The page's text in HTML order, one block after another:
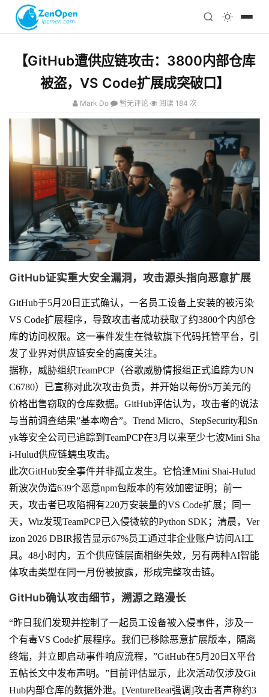
科技
心理
注册
【GitHub遭供应链攻击：3800内部仓库
被盗，VS Code扩展成突破口】
Mark Do 暂无评论 阅读 184 次
GitHub证实重大安全漏洞，攻击源头指向恶意扩展
GitHub于5月20日正式确认，一名员工设备上安装的被污染
VS Code扩展程序，导致攻击者成功获取了约3800个内部仓
库的访问权限。这一事件发生在微软旗下代码托管平台，引
发了业界对供应链安全的高度关注。
据称，威胁组织TeamPCP（谷歌威胁情报组正式追踪为UN
C6780）已宣称对此次攻击负责，并开始以每份5万美元的
价格出售窃取的仓库数据。GitHub评估认为，攻击者的说法
与当前调查结果”基本吻合”。Trend Micro、StepSecurity和Sn
yk等安全公司已追踪到TeamPCP在3月以来至少七波Mini Sha
i-Hulud供应链蠕虫攻击。
此次GitHub安全事件并非孤立发生。它恰逢Mini Shai-Hulud
新波次伪造639个恶意npm包版本的有效加密证明；前一
天，攻击者已攻陷拥有220万安装量的VS Code扩展；同一
天，Wiz发现TeamPCP已入侵微软的Python SDK；清晨，Ver
izon 2026 DBIR报告显示67%员工通过非企业账户访问AI工
具。48小时内，五个供应链层面相继失效，另有两种AI智能
体攻击类型在同一月份被披露，形成完整攻击链。
GitHub确认攻击细节，溯源之路漫长
“昨日我们发现并控制了一起员工设备被入侵事件，涉及一
个有毒VS Code扩展程序。我们已移除恶意扩展版本，隔离
终端，并立即启动事件响应流程，”GitHub在5月20日X平台
五帖长文中发布声明。”目前评估显示，此次活动仅涉及Git
Hub内部仓库的数据外泄。[VentureBeat强调]攻击者声称约3